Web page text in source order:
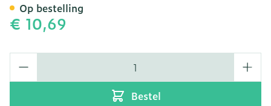
€ 10,69
Bestel
Op bestelling